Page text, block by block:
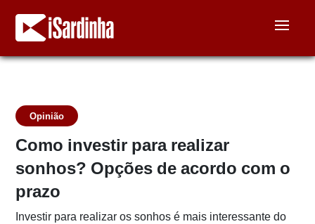
Opinião
Como investir para realizar
sonhos? Opções de acordo com o
prazo
Investir para realizar os sonhos é mais interessante do